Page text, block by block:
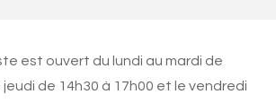
est ouvert du lundi au mardi de
jeudi de 14h30 à 17h00 et le vendredi